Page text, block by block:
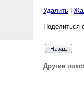
Удалить
Поделиться
Другие